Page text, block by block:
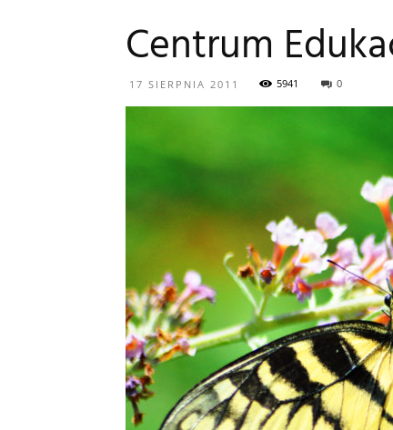
Centrum
17 SIERPNIA 2011 5941 0